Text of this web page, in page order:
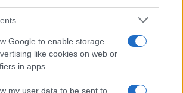
Google to enable storage
like cookies on web or
in apps.
my user data to be sent to
filo del discorso”: sold out ad Olbia per il
su Atzeni